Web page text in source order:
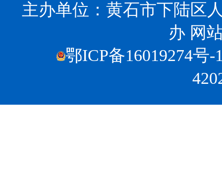
主办单位：黄石市下陆区
办 网
鄂ICP备16019274号-